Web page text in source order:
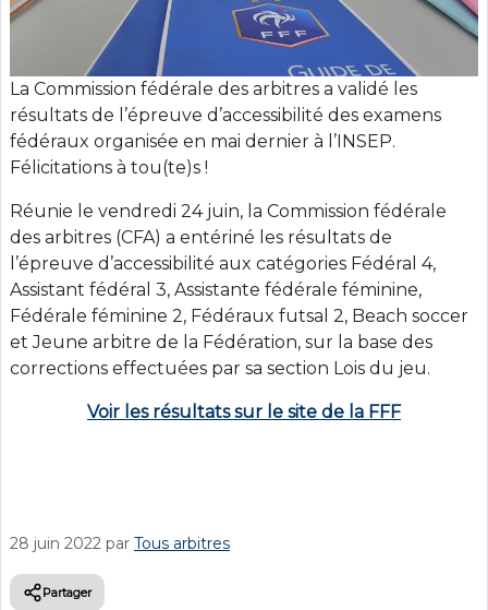
La Commission fédérale des arbitres a validé les
résultats de l’épreuve d’accessibilité des examens
fédéraux organisée en mai dernier à l’INSEP.
Félicitations à tou(te)s !
Réunie le vendredi 24 juin, la Commission fédérale
des arbitres (CFA) a entériné les résultats de
l’épreuve d’accessibilité aux catégories Fédéral 4,
Assistant fédéral 3, Assistante fédérale féminine,
Fédérale féminine 2, Fédéraux futsal 2, Beach soccer
et Jeune arbitre de la Fédération, sur la base des
corrections effectuées par sa section Lois du jeu.
Voir les résultats sur le site de la FFF
28 juin 2022 par Tous arbitres
Partager